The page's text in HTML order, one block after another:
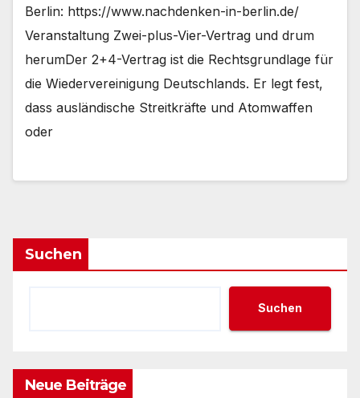
Berlin: https://www.nachdenken-in-berlin.de/
Veranstaltung Zwei-plus-Vier-Vertrag und drum
herumDer 2+4-Vertrag ist die Rechtsgrundlage für
die Wiedervereinigung Deutschlands. Er legt fest,
dass ausländische Streitkräfte und Atomwaffen
oder
Suchen
Suchen
Neue Beiträge